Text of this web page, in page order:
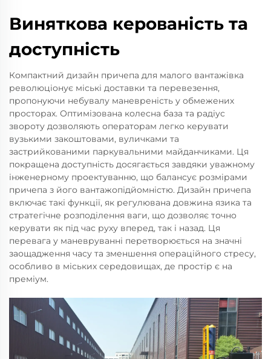
Виняткова керованість та
доступність
Компактний дизайн причепа для малого вантажівка
революціонує міські доставки та перевезення,
пропонуючи небувалу маневреність у обмежених
просторах. Оптимізована колесна база та радіус
звороту дозволяють операторам легко керувати
вузькими закоштовами, вуличками та
застрийкованими паркувальними майданчиками. Ця
покращена доступність досягається завдяки уважному
інженерному проектуванню, що балансує розмірами
причепа з його вантажопідйомністю. Дизайн причепа
включає такі функції, як регулювана довжина язика та
стратегічне розподілення ваги, що дозволяє точно
керувати як під час руху вперед, так і назад. Ця
перевага у маневруванні перетворюється на значні
заощадження часу та зменшення операційного стресу,
особливо в міських середовищах, де простір є на
преміум.